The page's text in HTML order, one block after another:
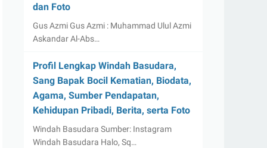
dan Foto
Gus Azmi Gus Azmi : Muhammad Ulul Azmi
Askandar Al-Abs…
Profil Lengkap Windah Basudara,
Sang Bapak Bocil Kematian, Biodata,
Agama, Sumber Pendapatan,
Kehidupan Pribadi, Berita, serta Foto
Windah Basudara Sumber: Instagram
Windah Basudara Halo, Sq…